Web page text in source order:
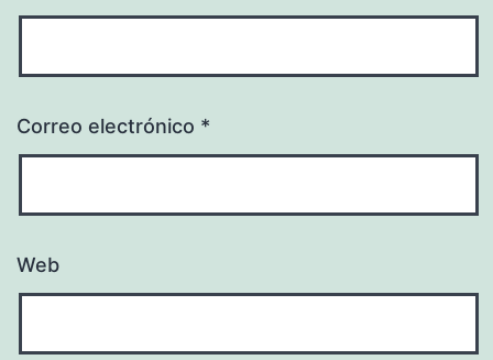
Correo electrónico *
Web